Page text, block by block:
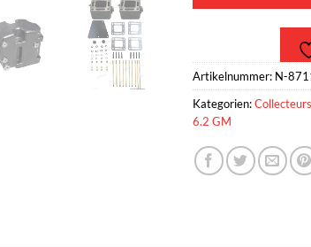
Artikelnummer: N-
Kategorien:
6.2 GM